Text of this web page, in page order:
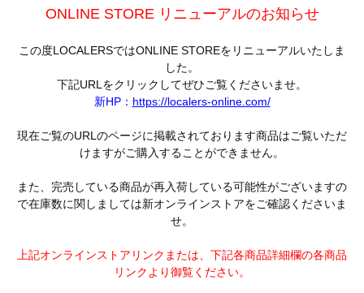
ONLINE STORE リニューアルのお知らせ
この度LOCALERSではONLINE STOREをリニューアルいたしま
した。
下記URLをクリックしてぜひご覧くださいませ。
新HP： https://localers-online.com/
現在ご覧のURLのページに掲載されております商品はご覧いただ
けますがご購入することができません。
また、完売している商品が再入荷している可能性がございますの
で在庫数に関しましては新オンラインストアをご確認くださいま
せ。
上記オンラインストアリンクまたは、下記各商品詳細欄の各商品
リンクより御覧ください。